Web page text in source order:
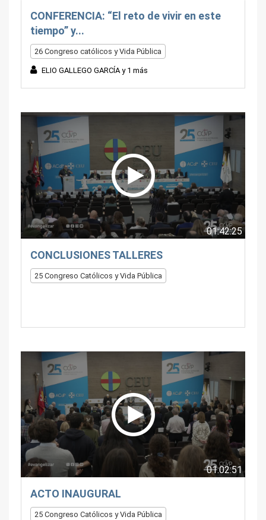
CONFERENCIA: “El reto de vivir en este
tiempo” y...
26 Congreso católicos y Vida Pública
ELIO GALLEGO GARCÍA y 1 más
01:42:25
CONCLUSIONES TALLERES
25 Congreso Católicos y Vida Pública
01:02:51
ACTO INAUGURAL
25 Congreso Católicos y Vida Pública